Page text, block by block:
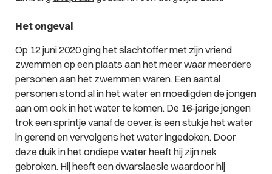
Het ongeval
Op 12 juni 2020 ging het slachtoffer met zijn vriend
zwemmen op een plaats aan het meer waar meerdere
personen aan het zwemmen waren. Een aantal
personen stond al in het water en moedigden de jongen
aan om ook in het water te komen. De 16-jarige jongen
trok een sprintje vanaf de oever, is een stukje het water
in gerend en vervolgens het water ingedoken. Door
deze duik in het ondiepe water heeft hij zijn nek
gebroken. Hij heeft een dwarslaesie waardoor hij